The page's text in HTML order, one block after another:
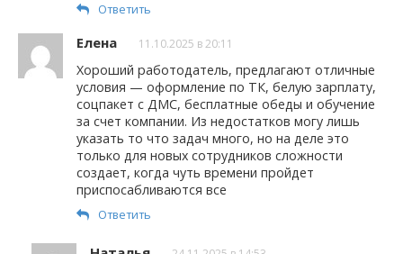
Ответить
Елена 11.10.2025 в 20:11
Хороший работодатель, предлагают отличные
условия — оформление по ТК, белую зарплату,
соцпакет с ДМС, бесплатные обеды и обучение
за счет компании. Из недостатков могу лишь
указать то что задач много, но на деле это
только для новых сотрудников сложности
создает, когда чуть времени пройдет
приспосабливаются все
Ответить